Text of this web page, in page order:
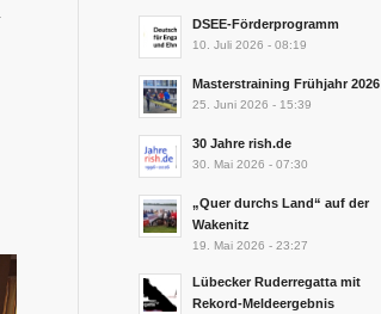
DSEE-Förderprogramm
10. Juli 2026 - 08:19
Masterstraining Frühjahr 2026
25. Juni 2026 - 15:39
30 Jahre rish.de
30. Mai 2026 - 07:30
„Quer durchs Land“ auf der
Wakenitz
19. Mai 2026 - 23:27
Lübecker Ruderregatta mit
Rekord-Meldeergebnis